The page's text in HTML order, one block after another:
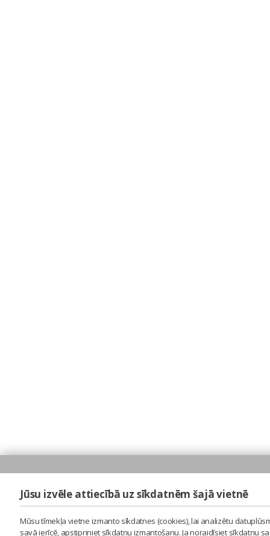
Jūsu izvēle attiecībā uz sīkdatnēm šajā vietnē
Mūsu tīmekļa vietne izmanto sīkdatnes (cookies), lai analizētu
savā ierīcē, apstipriniet sīkdatņu izmantošanu. Ja noraidīsiet sīkdatņu